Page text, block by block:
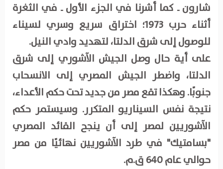
شارون ـ كما أشرنا في الجزء الأول ـ في الثغرة
أثناء حرب 1973؛ اختراق سريع وسري لسيناء
للوصول إلى شرق الدلتا، لتهديد وادي النيل.
على أية حال وصل الجيش الآشوري إلى شرق
الدلتا، واضطر الجيش المصري إلى الانسحاب
جنوبًا. وهكذا تقع مصر من جديد تحت حكم الأعداء،
نتيجة نفس السيناريو المتكرر. وسيستمر حكم
الآشوريين لمصر إلى أن ينجح القائد المصري
"بسامتيك" في طرد الآشوريين نهائيًا من مصر
حوالي عام 640 ق.م.